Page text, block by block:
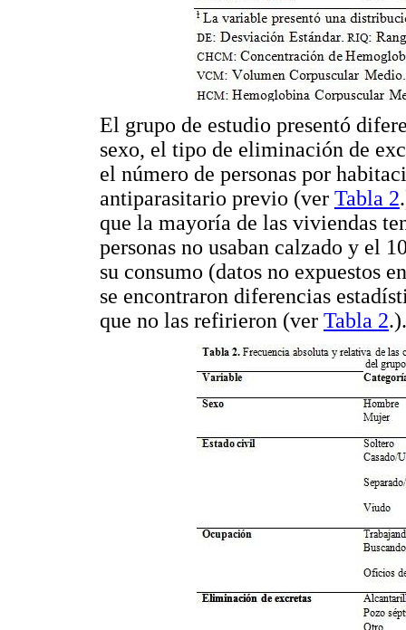
El grupo de estudio presentó
sexo, el tipo de eliminación de
el número de personas por
antiparasitario previo (ver Tabla 2
que la mayoría de las viviendas
personas no usaban calzado y el
su consumo (datos no expuestos
se encontraron diferencias
que no las refirieron (ver Tabla 2.).